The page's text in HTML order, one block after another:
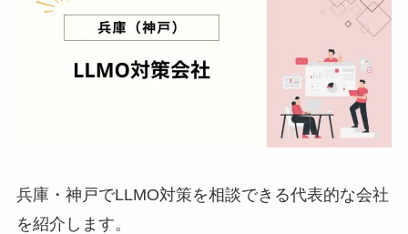
兵庫・神戸でLLMO対策を相談できる代表的な会社
を紹介します。